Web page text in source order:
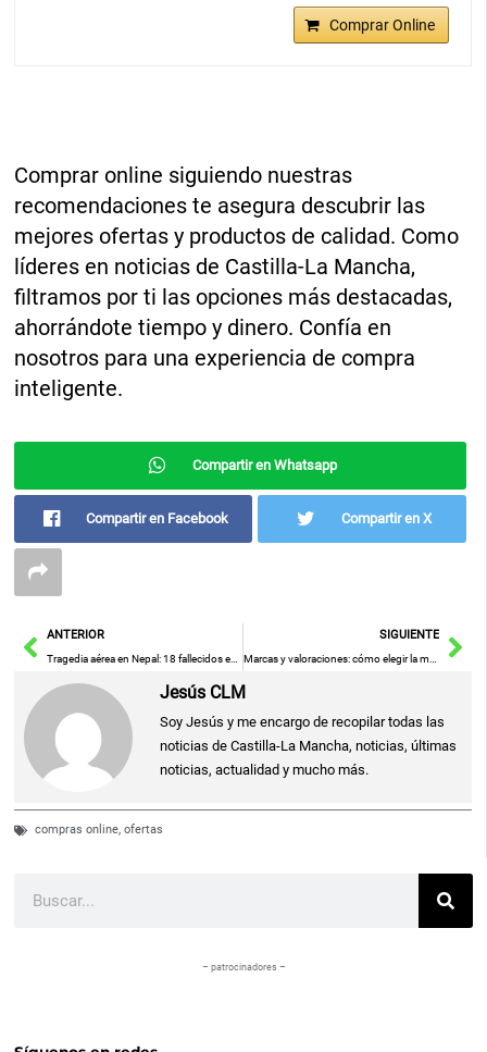
Comprar Online
Comprar online siguiendo nuestras
recomendaciones te asegura descubrir las
mejores ofertas y productos de calidad. Como
líderes en noticias de Castilla-La Mancha,
filtramos por ti las opciones más destacadas,
ahorrándote tiempo y dinero. Confía en
nosotros para una experiencia de compra
inteligente.
Compartir en Whatsapp
Compartir en Facebook Compartir en X
AntANTERIOR
Tragedia aérea en Nepal: 18 fallecidos en accidente de avión con único sobreviviente, el piloto
SIGUIENTE
Marcas y valoraciones: cómo elegir la mejor opción de compra
Jesús CLM
Soy Jesús y me encargo de recopilar todas las
noticias de Castilla-La Mancha, noticias, últimas
noticias, actualidad y mucho más.
compras online,ofertas
– patrocinadores –